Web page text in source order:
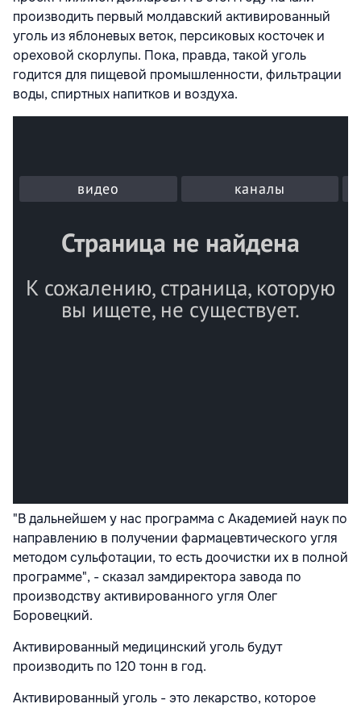
производить первый молдавский активированный
уголь из яблоневых веток, персиковых косточек и
ореховой скорлупы. Пока, правда, такой уголь
годится для пищевой промышленности, фильтрации
воды, спиртных напитков и воздуха.
"В дальнейшем у нас программа с Академией наук по
направлению в получении фармацевтического угля
методом сульфотации, то есть доочистки их в полной
программе", - сказал замдиректора завода по
производству активированного угля Олег
Боровецкий.
Активированный медицинский уголь будут
производить по 120 тонн в год.
Активированный уголь - это лекарство, которое